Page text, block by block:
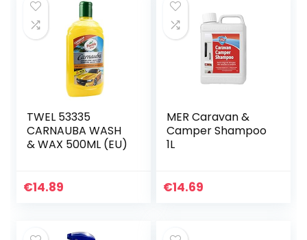
TWEL 53335
CARNAUBA WASH
& WAX 500ML (EU)
€14.89
MER Caravan &
Camper Shampoo
1L
€14.69